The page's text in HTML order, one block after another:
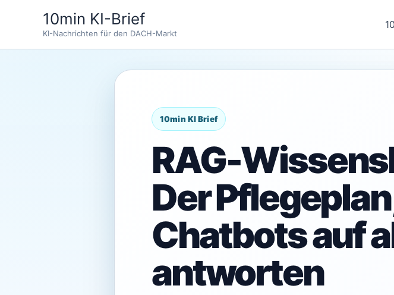
10min KI-Brief
KI-Nachrichten für den DACH-Markt
RAG-
Der
Chatbots auf
antworten